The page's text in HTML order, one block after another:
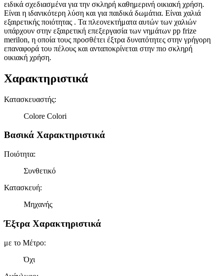
ειδικά σχεδιασμένα για την σκληρή καθημερινή οικιακή χρήση.
Είναι η ιδανικότερη λύση και για παιδικά δωμάτια. Είναι χαλιά
εξαιρετικής ποιότητας . Τα πλεονεκτήματα αυτών των χαλιών
υπάρχουν στην εξαιρετική επεξεργασία των νημάτων pp frize
merilon, η οποία τους προσθέτει έξτρα δυνατότητες στην γρήγορη
επαναφορά του πέλους και ανταποκρίνεται στην πιο σκληρή
οικιακή χρήση.
Χαρακτηριστικά
Κατασκευαστής:
Colore Colori
Βασικά Χαρακτηριστικά
Ποιότητα:
Συνθετικό
Κατασκευή:
Μηχανής
Έξτρα Χαρακτηριστικά
με το Μέτρο:
Όχι